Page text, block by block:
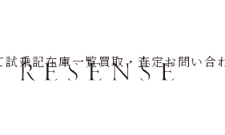
試乗記在庫一覧買取・査定お問い合
1 SERIES